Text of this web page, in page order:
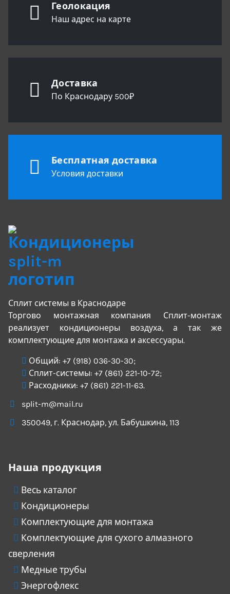
Геолокация
Наш адрес на карте
Доставка
По Краснодару 500₽
Бесплатная доставка
Условия доставки
Сплит системы в Краснодаре
Торгово монтажная компания Сплит-монтаж
реализует кондиционеры воздуха, а так же
комплектующие для монтажа и аксессуары.
Общий: +7 (918) 036-30-30;
Сплит-системы: +7 (861) 221-10-72;
Расходники: +7 (861) 221-11-63.
split-m@mail.ru
350049, г. Краснодар, ул. Бабушкина, 113
Наша продукция
Весь каталог
Кондиционеры
Комплектующие для монтажа
Комплектующие для сухого алмазного
сверления
Медные трубы
Энергофлекс